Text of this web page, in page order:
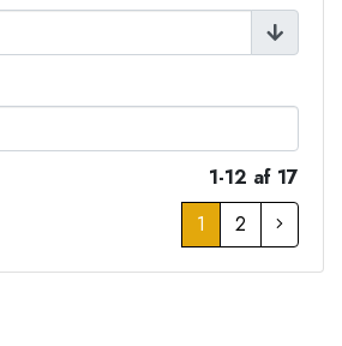
1-12 af 17
1
2